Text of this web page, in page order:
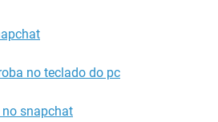
no teclado do pc
snapchat